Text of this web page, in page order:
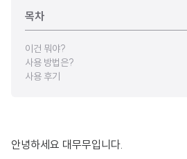
목차
이건 뭐야?
사용 방법은?
사용 후기
안녕하세요 대무무입니다.